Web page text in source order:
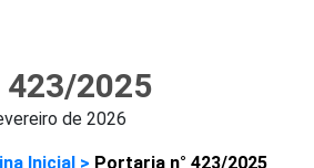
423/2025
de 2026
Inicial > Portaria n° 423/2025